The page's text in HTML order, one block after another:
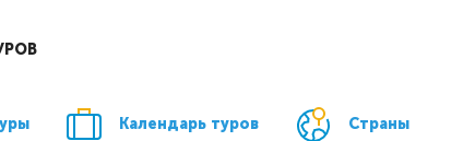
Календарь туров Страны